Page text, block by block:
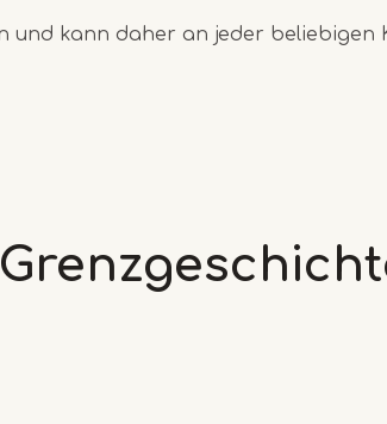
und kann daher an jeder beliebigen